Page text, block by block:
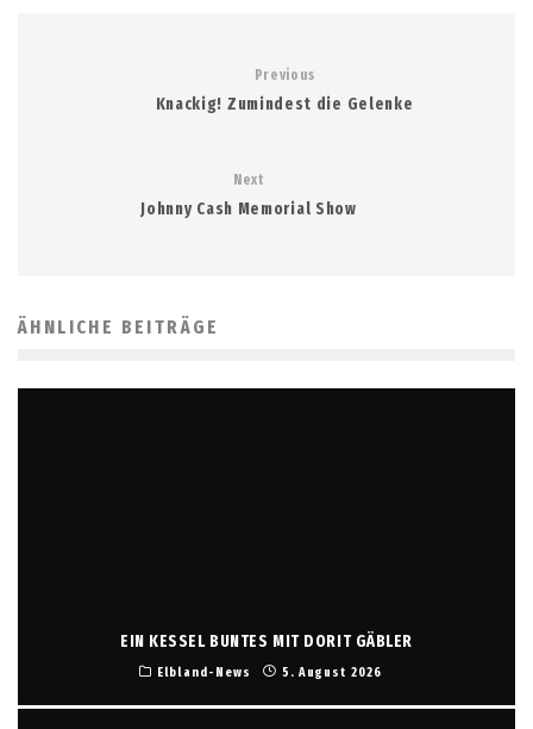
Previous
Knackig! Zumindest die Gelenke
Next
Johnny Cash Memorial Show
ÄHNLICHE BEITRÄGE
EIN KESSEL BUNTES MIT DORIT GÄBLER
Elbland-News 5. August 2026